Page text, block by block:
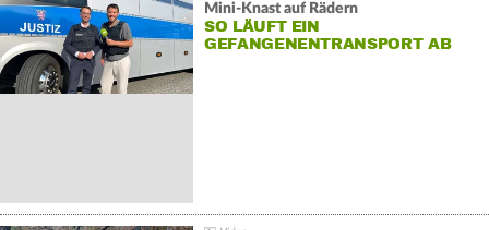
Mini-Knast auf Rädern
SO LÄUFT EIN
GEFANGENENTRANSPORT AB